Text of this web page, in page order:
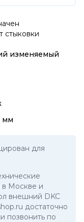
стыковки
изменяемый
мм
для
в Москве и
внешний DKC
достаточно
позвонить по